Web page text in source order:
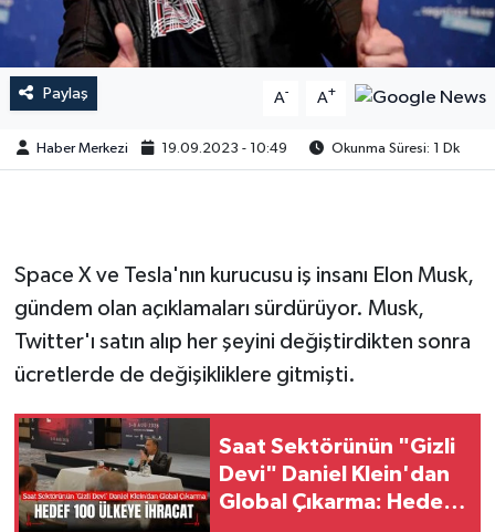
Paylaş A- A+
Haber Merkezi 19.09.2023 - 10:49 Okunma Süresi: 1 Dk
Space X ve Tesla'nın kurucusu iş insanı Elon Musk,
gündem olan açıklamaları sürdürüyor. Musk,
Twitter'ı satın alıp her şeyini değiştirdikten sonra
ücretlerde de değişikliklere gitmişti.
Saat Sektörünün "Gizli
Devi" Daniel Klein'dan
Global Çıkarma: Hedef